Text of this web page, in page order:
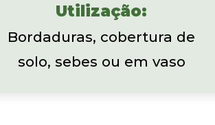
Utilização:
Bordaduras, cobertura de
solo, sebes ou em vaso